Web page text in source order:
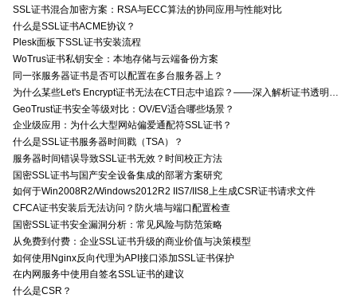
SSL证书混合加密方案：RSA与ECC算法的协同应用与性能对比
什么是SSL证书ACME协议？
Plesk面板下SSL证书安装流程
WoTrus证书私钥安全：本地存储与云端备份方案
同一张服务器证书是否可以配置在多台服务器上？
GeoTrust证书安全等级对比：OV/EV适合哪些场景？
企业级应用：为什么大型网站偏爱通配符SSL证书？
什么是SSL证书服务器时间戳（TSA）？
服务器时间错误导致SSL证书无效？时间校正方法
国密SSL证书与国产安全设备集成的部署方案研究
如何于Win2008R2/Windows2012R2 IIS7/IIS8上生成CSR证书请求文件
CFCA证书安装后无法访问？防火墙与端口配置检查
国密SSL证书安全漏洞分析：常见风险与防范策略
从免费到付费：企业SSL证书升级的商业价值与决策模型
如何使用Nginx反向代理为API接口添加SSL证书保护
在内网服务中使用自签名SSL证书的建议
什么是CSR？